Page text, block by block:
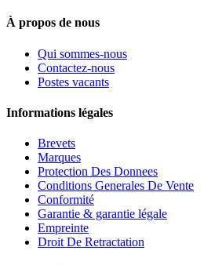
À propos de nous
Qui sommes-nous
Contactez-nous
Postes vacants
Informations légales
Brevets
Marques
Protection Des Donnees
Conditions Generales De Vente
Conformité
Garantie & garantie légale
Empreinte
Droit De Retractation